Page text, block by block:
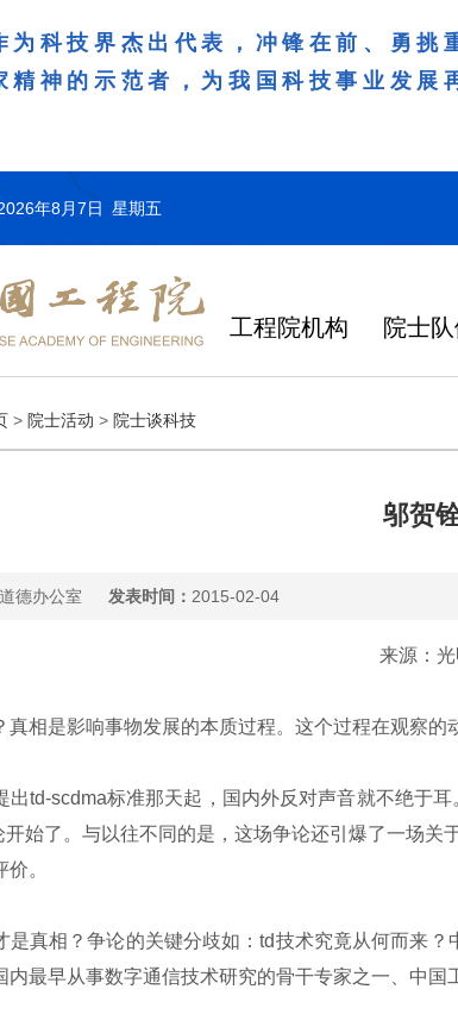
为科技界杰出代表，冲锋在前、勇
精神的示范者，为我国科技事业发展
年8月7日 星期五
工程院机构 院士队
> 院士活动 > 院士谈科技
邬贺
道德办公室 发表时间： 2015-02-04
来源：
相是影响事物发展的本质过程。这个过程在观察的
td-scdma标准那天起，国内外反对声音就不绝于
开始了。与以往不同的是，这场争论还引爆了一场
。
真相？争论的关键分歧如：td技术究竟从何而来
内最早从事数字通信技术研究的骨干专家之一、中国